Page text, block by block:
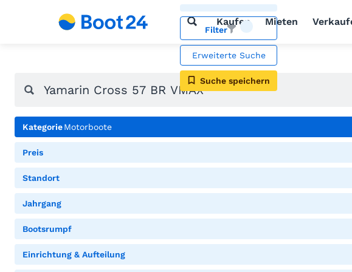
Kaufen Mieten
Filter
Erweiterte Suche
Suche speichern
KategorieMotorboote
Preis
Standort
Jahrgang
Bootsrumpf
Einrichtung & Aufteilung